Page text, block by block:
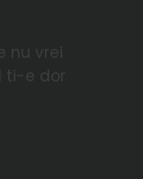
nu vrei
ti-e dor